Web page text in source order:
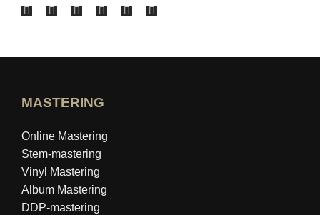
MASTERING
Online Mastering
Stem-mastering
Vinyl Mastering
Album Mastering
DDP-mastering